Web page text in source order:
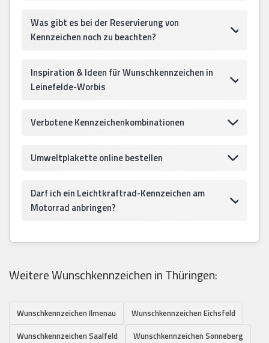
Was gibt es bei der Reservierung von
Kennzeichen noch zu beachten?
Inspiration & Ideen für Wunschkennzeichen in
Leinefelde-Worbis
Verbotene Kennzeichenkombinationen
Umweltplakette online bestellen
Darf ich ein Leichtkraftrad-Kennzeichen am
Motorrad anbringen?
Weitere Wunschkennzeichen in Thüringen:
Wunschkennzeichen Ilmenau
Wunschkennzeichen Eichsfeld
Wunschkennzeichen Saalfeld
Wunschkennzeichen Sonneberg